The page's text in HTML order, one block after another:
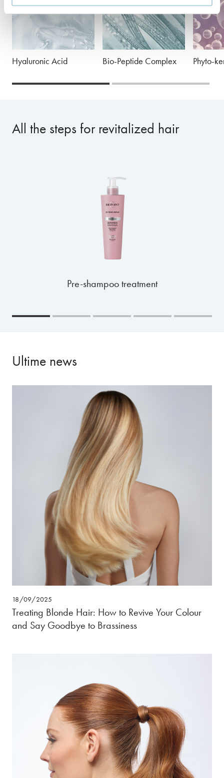
Hyaluronic Acid Bio-Peptide Complex Phyto-
All the steps for revitalized hair
Pre-shampoo treatment
Ultime news
18/09/2025
Treating Blonde Hair: How to Revive Your Colour
and Say Goodbye to Brassiness